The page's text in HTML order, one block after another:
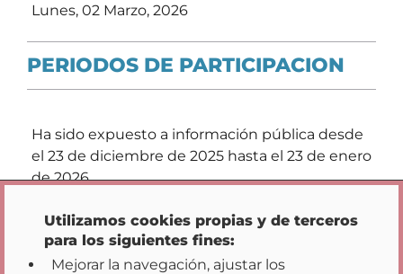
Lunes, 02 Marzo, 2026
PERIODOS DE PARTICIPACION
Ha sido expuesto a información pública desde
el 23 de diciembre de 2025 hasta el 23 de enero
de 2026
Opciones de privacidad
Utilizamos cookies propias y de terceros
para los siguientes fines:
Mejorar la navegación, ajustar los